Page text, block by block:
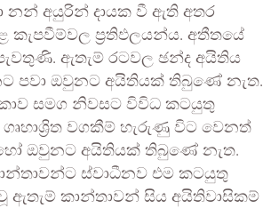
අයුරින් දායක වී ඇති අතර
කැපවීම්වල ප්‍රතිඵලයන්ය. අතීතයේ
ඇතැම් රටවල ඡන්ද අයිතිය
පවා ඔවුනට අයිතියක් තිබුණේ නැත.
සමග නිවසට විවිධ කටයුතු
වගකීම් හැරුණු විට වෙනත්
ඔවුනට අයිතියක් තිබුණේ නැත.
ස්වාධීනව එම කටයුතු
කාන්තාවන් සිය අයිතිවාසිකම්